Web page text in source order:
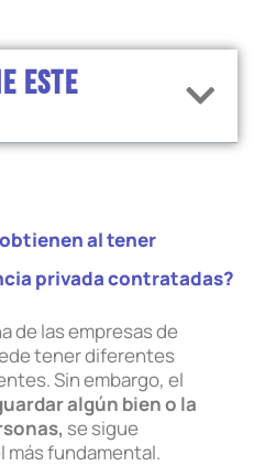
este
al tener
privada contratadas?
de las empresas de
tener diferentes
Sin embargo, el
algún bien o la
se sigue
más fundamental.